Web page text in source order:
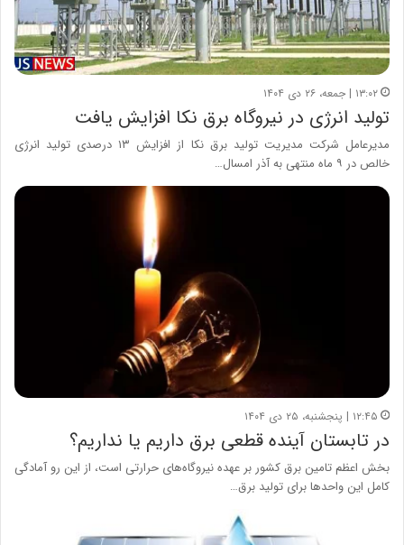
۱۳:۰۲ | جمعه، ۲۶ دی ۱۴۰۴
تولید انرژی در نیروگاه برق نکا افزایش یافت
مدیرعامل شرکت مدیریت تولید برق نکا از افزایش ۱۳ درصدی تولید انرژی
خالص در ۹ ماه منتهی به آذر امسال…
۱۲:۴۵ | پنجشنبه، ۲۵ دی ۱۴۰۴
در تابستان آینده قطعی برق داریم یا نداریم؟
بخش اعظم تامین برق کشور بر عهده نیروگاه‌های حرارتی است، از این رو آمادگی
کامل این واحدها برای تولید برق…